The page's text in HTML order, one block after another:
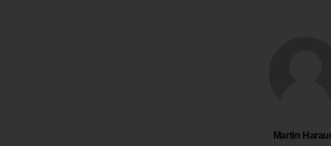
Martin